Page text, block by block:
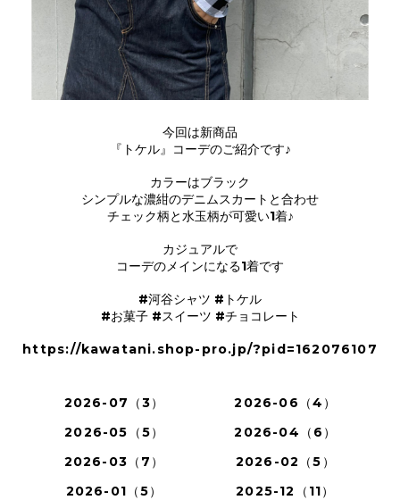
今回は新商品
『トケル』コーデのご紹介です♪
カラーはブラック
シンプルな濃紺のデニムスカートと合わせ
チェック柄と水玉柄が可愛い1着♪
カジュアルで
コーデのメインになる1着です
#河谷シャツ #トケル
#お菓子 #スイーツ #チョコレート
https://kawatani.shop-pro.jp/?pid=162076107
2026-07（3）
2026-06（4）
2026-05（5）
2026-04（6）
2026-03（7）
2026-02（5）
2026-01（5）
2025-12（11）